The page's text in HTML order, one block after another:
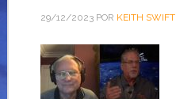
29/12/2023POR KEITH SWIFT